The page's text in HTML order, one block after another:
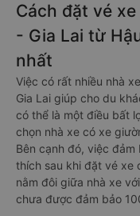
Cách đặt vé
- Gia Lai từ
nhất
Việc có rất nhiều nhà
Gia Lai giúp cho du
có thể là một điều bất
chọn nhà xe có xe
Bên cạnh đó, việc
thích sau khi đặt vé xe
nằm đôi giữa nhà xe
chưa được đảm bảo